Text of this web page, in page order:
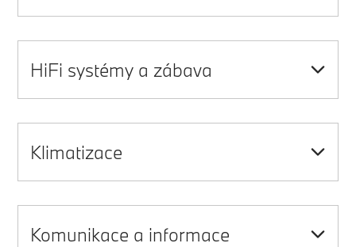
HiFi systémy a zábava
Klimatizace
Komunikace a informace